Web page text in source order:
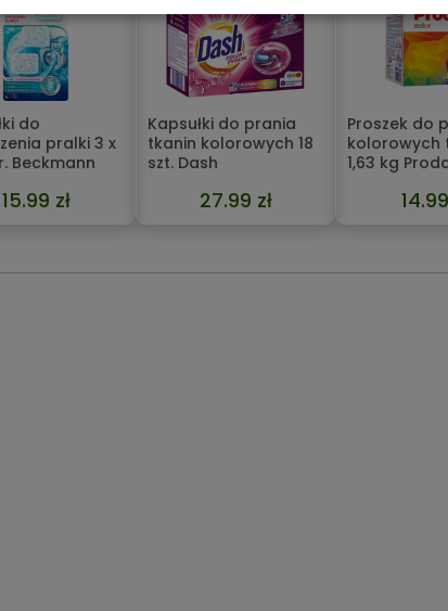
do
pralki 3 x
Beckmann
15.99 zł
Kapsułki do prania
tkanin kolorowych 18
szt. Dash
27.99 zł
Proszek do
kolorowych
1,63 kg